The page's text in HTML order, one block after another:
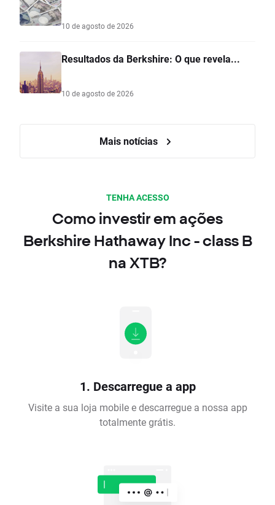
10 de agosto de 2026
Resultados da Berkshire: O que revela...
10 de agosto de 2026
Mais notícias
TENHA ACESSO
Como investir em ações
Berkshire Hathaway Inc - class B
na XTB?
1. Descarregue a app
Visite a sua loja mobile e descarregue a nossa app
totalmente grátis.